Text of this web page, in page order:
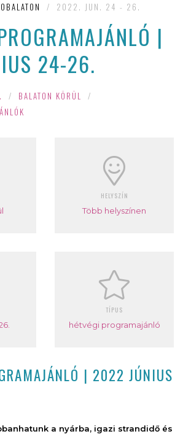
/ 2022. JUN. 24 - 26.
|
24-26.
/ BALATON KÖRÜL
/
HELYSZÍN
Több helyszínen
TÍPUS
hétvégi programajánló
| 2022 JÚNIUS
a nyárba, igazi strandidő és